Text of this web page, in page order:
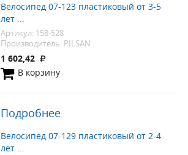
Велосипед 07-123 пластиковый от 3-5
лет ...
Артикул: 158-528
Производитель: PILSAN
1 602,42
В корзину
Подробнее
Велосипед 07-129 пластиковый от 2-4
лет ...